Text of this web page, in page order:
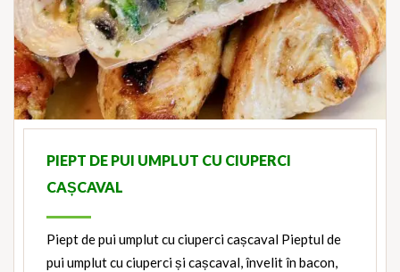
PIEPT DE PUI UMPLUT CU CIUPERCI
CAȘCAVAL
Piept de pui umplut cu ciuperci cașcaval Pieptul de
pui umplut cu ciuperci și cașcaval, învelit în bacon,